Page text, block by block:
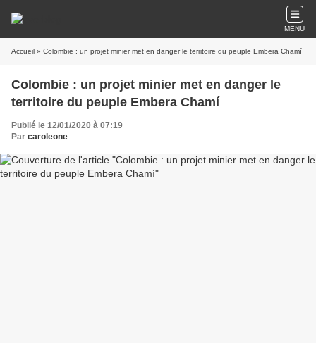
MENU
Accueil » Colombie : un projet minier met en danger le territoire du peuple Embera Chamí
Colombie : un projet minier met en danger le
territoire du peuple Embera Chamí
Publié le 12/01/2020 à 07:19
Par caroleone